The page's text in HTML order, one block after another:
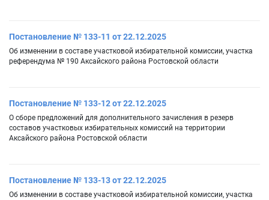
Постановление № 133-11 от 22.12.2025
Об изменении в составе участковой избирательной комиссии, участка
референдума № 190 Аксайского района Ростовской области
Постановление № 133-12 от 22.12.2025
О сборе предложений для дополнительного зачисления в резерв
составов участковых избирательных комиссий на территории
Аксайского района Ростовской области
Постановление № 133-13 от 22.12.2025
Об изменении в составе участковой избирательной комиссии, участка